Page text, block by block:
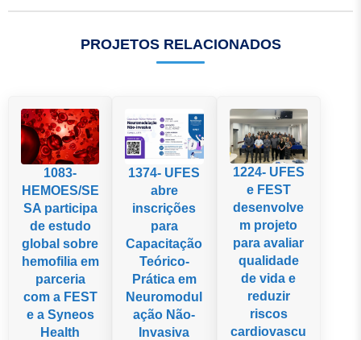
PROJETOS RELACIONADOS
1083-
HEMOES/SE
SA participa
de estudo
global sobre
hemofilia em
parceria
com a FEST
e a Syneos
Health
1374- UFES
abre
inscrições
para
Capacitação
Teórico-
Prática em
Neuromodul
ação Não-
Invasiva
1224- UFES
e FEST
desenvolve
m projeto
para avaliar
qualidade
de vida e
reduzir
riscos
cardiovascu